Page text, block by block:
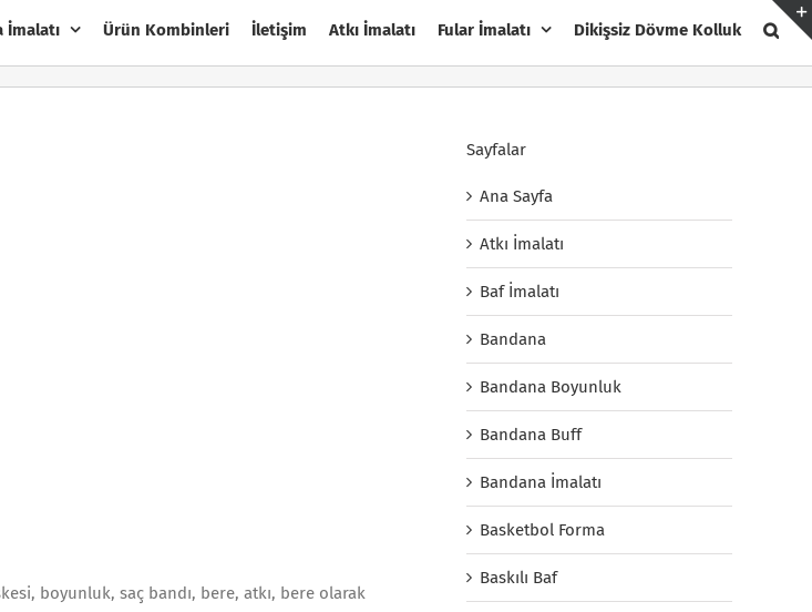
İmalatı Ürün Kombinleri İletişim Atkı İmalatı Fular İmalatı Dikişsiz Dövme Kolluk
boyunluk, saç bandı, bere, atkı, bere olarak
Sayfalar
Ana Sayfa
Atkı İmalatı
Baf İmalatı
Bandana
Bandana Boyunluk
Bandana Buff
Bandana İmalatı
Basketbol Forma
Baskılı Baf